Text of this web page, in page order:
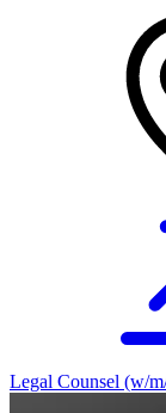
Legal Counsel (w/